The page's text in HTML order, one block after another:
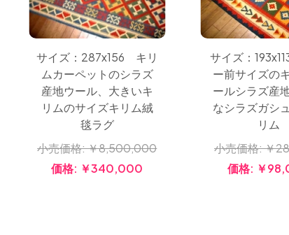
サイズ：287x156 キリ
ムカーペットのシラズ
産地ウール、大きいキ
リムのサイズキリム絨
毯ラグ
小売価格:￥8,500,000
価格: ￥340,000
サイズ：
ー前サイズの
ールシラズ産
なシラズガシ
リム
小売価格:￥
価格: ￥